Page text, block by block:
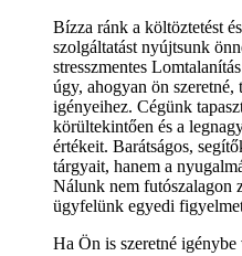
Bízza ránk a költöztetést
szolgáltatást nyújtsunk
stresszmentes
úgy, ahogyan ön
igényeihez. Cégünk
körültekintően és a
értékeit. Barátságos,
tárgyait, hanem a
Nálunk nem futószalagon
ügyfelünk egyedi
Ha Ön is szeretné